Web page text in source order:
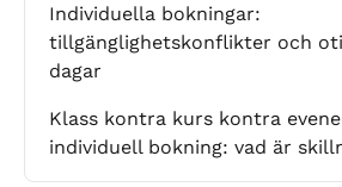
Individuella bokningar:
tillgänglighetskonflikter och
dagar
Klass kontra kurs kontra
individuell bokning: vad är